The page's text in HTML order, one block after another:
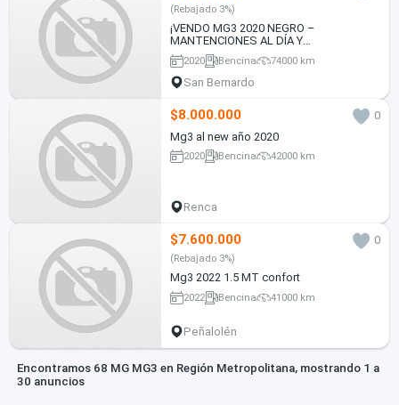
(Rebajado 3%)
¡VENDO MG3 2020 NEGRO –
MANTENCIONES AL DÍA Y
TRANSFERIBLE!
2020 Bencina 74000 km
San Bernardo
$8.000.000
0
Mg3 al new año 2020
2020 Bencina 42000 km
Renca
$7.600.000 0
(Rebajado 3%)
Mg3 2022 1.5 MT confort
2022 Bencina 41000 km
Peñalolén
Encontramos 68 MG MG3 en Región Metropolitana, mostrando 1 a
30 anuncios